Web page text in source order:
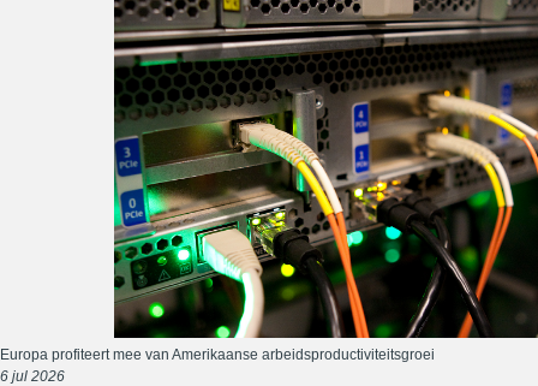
Europa profiteert mee van Amerikaanse arbeidsproductiviteitsgroei
6 jul 2026